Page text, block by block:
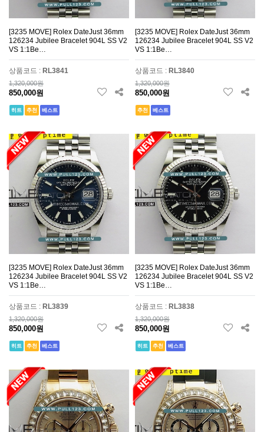
[3235 MOVE] Rolex DateJust 36mm
126234 Jubilee Bracelet 904L SS V2
VS 1:1Be…
상품코드 : RL3841
1,320,000원
850,000원
히트 추천 베스트
[3235 MOVE] Rolex DateJust 36mm
126234 Jubilee Bracelet 904L SS V2
VS 1:1Be…
상품코드 : RL3840
1,320,000원
850,000원
추천 베스트
[3235 MOVE] Rolex DateJust 36mm
126234 Jubilee Bracelet 904L SS V2
VS 1:1Be…
상품코드 : RL3839
1,320,000원
850,000원
히트 추천 베스트
[3235 MOVE] Rolex DateJust 36mm
126234 Jubilee Bracelet 904L SS V2
VS 1:1Be…
상품코드 : RL3838
1,320,000원
850,000원
히트 추천 베스트